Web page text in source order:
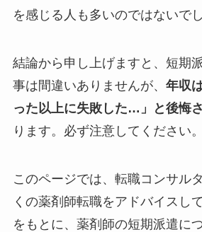
を感じる人も多いのではないで
結論から申し上げますと、短期
事は間違いありませんが、 年収
った以上に失敗した…」と後悔
ります。必ず注意してください。
このページでは、転職コンサル
くの薬剤師転職をアドバイスし
をもとに、薬剤師の短期派遣に